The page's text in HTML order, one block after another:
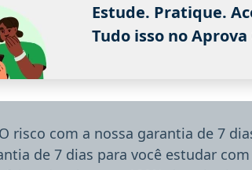
Estude. Pratique.
Tudo isso no
risco com a nossa garantia de 7
de 7 dias para você estudar